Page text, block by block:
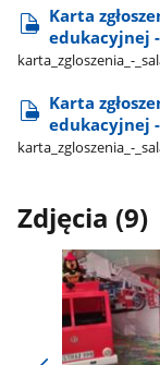
Karta
edukacyjnej
karta​_zgloszenia​_-​
Karta
edukacyjnej
karta​_zgloszenia​_-​
Zdjęcia (9)